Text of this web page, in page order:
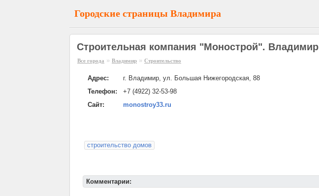
Городские страницы Владимира
Строительная компания "Монострой". Владимир
Все города » Владимир » Строительство
Адрес:
г. Владимир, ул. Большая Нижегородская, 88
Телефон:
+7 (4922) 32-53-98
Сайт:
monostroy33.ru
строительство домов
Комментарии: